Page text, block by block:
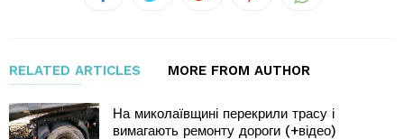
RELATED ARTICLES MORE FROM AUTHOR
На миколаївщині перекрили трасу і
вимагають ремонту дороги (+відео)